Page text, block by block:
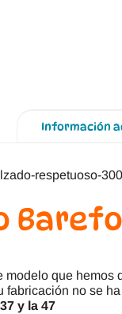
Información
modelo que hemos
fabricación no se
37 y la 47